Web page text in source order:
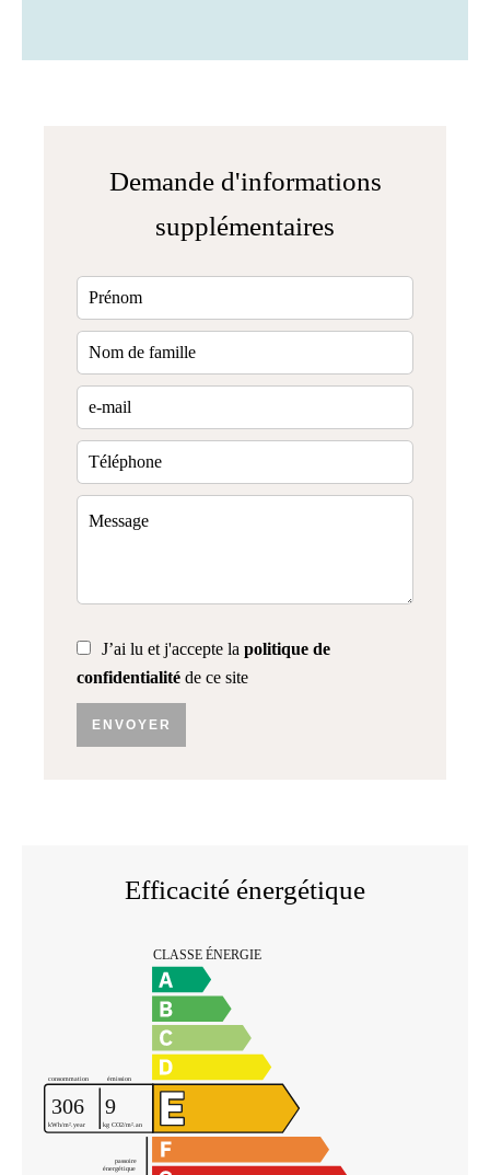
Demande d'informations
supplémentaires
J’ai lu et j'accepte la politique de
confidentialité de ce site
ENVOYER
Efficacité énergétique